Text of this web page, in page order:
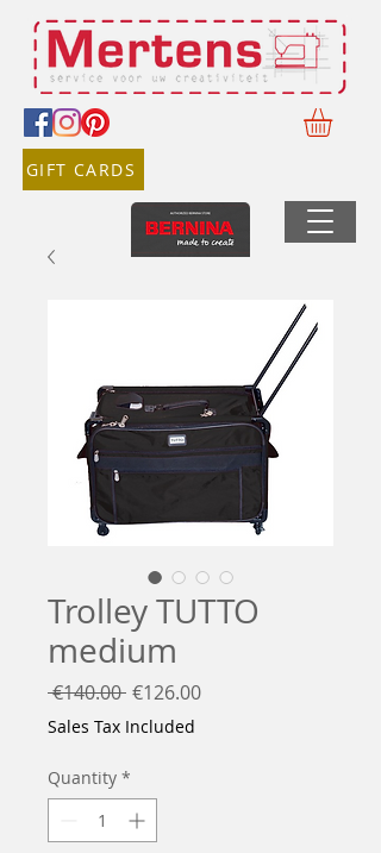
GIFT CARDS
Trolley TUTTO
medium
€140.00 Regular
Price
€126.00Sale
Sales Tax Included
Quantity *